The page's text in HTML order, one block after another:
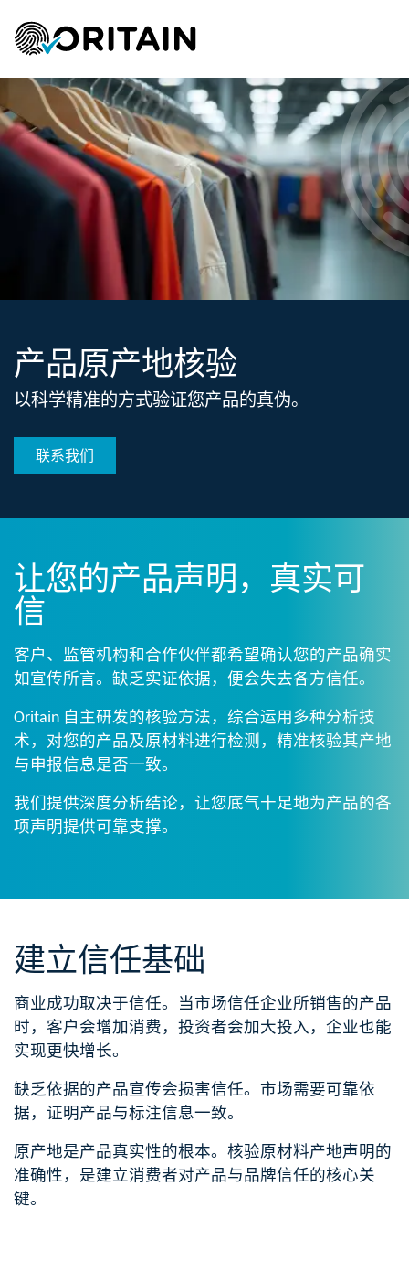
产品原产地核验​
以科学精准的方式验证您产品的真伪。
联系我们
让您的产品声明，真实可
信​
客户、监管机构和合作伙伴都希望确认您的产品确实
如宣传所言。缺乏实证依据，便会失去各方信任。
Oritain 自主研发的核验方法，综合运用多种分析技
术，对您的产品及原材料进行检测，精准核验其产地
与申报信息是否一致。​​
我们提供深度分析结论，让您底气十足地为产品的各
项声明提供可靠支撑。
建立信任基础
商业成功取决于信任。当市场信任企业所销售的产品
时，客户会增加消费，投资者会加大投入，企业也能
实现更快增长。
缺乏依据的产品宣传会损害信任。市场需要可靠依
据，证明产品与标注信息一致。
原产地是产品真实性的根本。核验原材料产地声明的
准确性，是建立消费者对产品与品牌信任的核心关
键。